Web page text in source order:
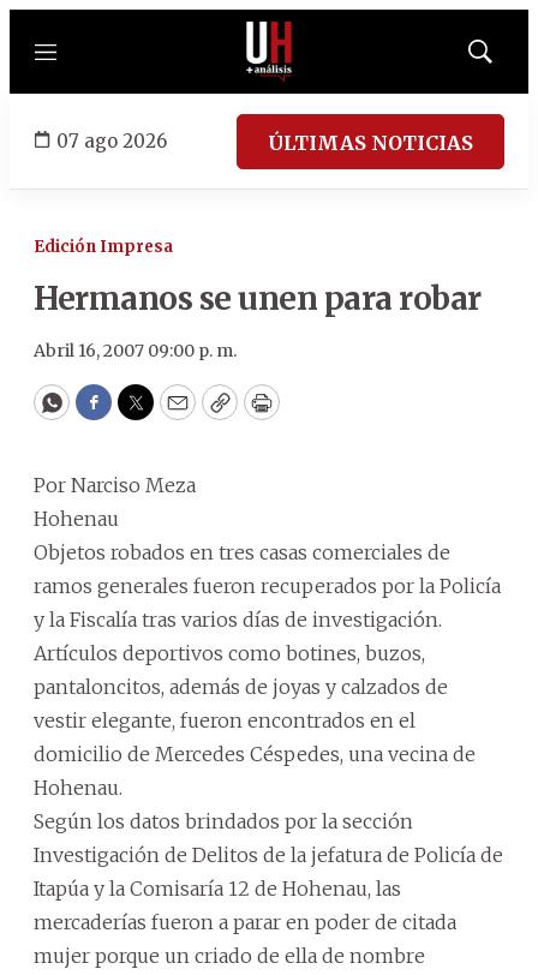
Menú
Mostrar
07 ago 2026 ÚLTIMAS NOTICIAS
Edición Impresa
Hermanos se unen para robar
Abril 16, 2007 09:00 p. m.
WhatsApp
Facebook
Twitter
EmailCopyPrint
Por Narciso Meza
Hohenau
Objetos robados en tres casas comerciales de
ramos generales fueron recuperados por la Policía
y la Fiscalía tras varios días de investigación.
Artículos deportivos como botines, buzos,
pantaloncitos, además de joyas y calzados de
vestir elegante, fueron encontrados en el
domicilio de Mercedes Céspedes, una vecina de
Hohenau.
Según los datos brindados por la sección
Investigación de Delitos de la jefatura de Policía de
Itapúa y la Comisaría 12 de Hohenau, las
mercaderías fueron a parar en poder de citada
mujer porque un criado de ella de nombre